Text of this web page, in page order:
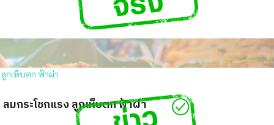
มกระโชกแรง ลูกเห็บตก ฟ้าผ่า